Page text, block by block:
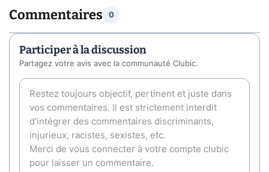
Commentaires 0
Participer à la discussion
Partagez votre avis avec la communauté Clubic.